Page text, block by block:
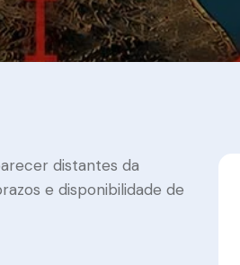
distantes da
e disponibilidade de